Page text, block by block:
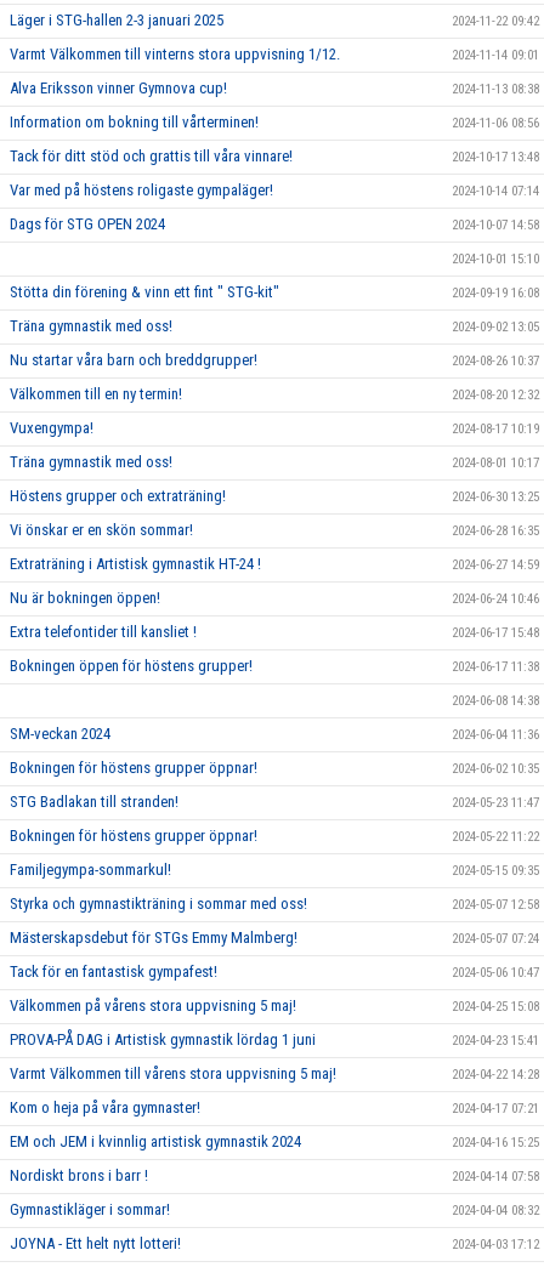
Läger i STG-hallen 2-3 januari 2025 2024-11-22 09:42
Varmt Välkommen till vinterns stora uppvisning 1/12. 2024-11-14 09:01
Alva Eriksson vinner Gymnova cup! 2024-11-13 08:38
Information om bokning till vårterminen! 2024-11-06 08:56
Tack för ditt stöd och grattis till våra vinnare! 2024-10-17 13:48
Var med på höstens roligaste gympaläger! 2024-10-14 07:14
Dags för STG OPEN 2024 2024-10-07 14:58
2024-10-01 15:10
Stötta din förening & vinn ett fint " STG-kit" 2024-09-19 16:08
Träna gymnastik med oss! 2024-09-02 13:05
Nu startar våra barn och breddgrupper! 2024-08-26 10:37
Välkommen till en ny termin! 2024-08-20 12:32
Vuxengympa! 2024-08-17 10:19
Träna gymnastik med oss! 2024-08-01 10:17
Höstens grupper och extraträning! 2024-06-30 13:25
Vi önskar er en skön sommar! 2024-06-28 16:35
Extraträning i Artistisk gymnastik HT-24 ! 2024-06-27 14:59
Nu är bokningen öppen! 2024-06-24 10:46
Extra telefontider till kansliet ! 2024-06-17 15:48
Bokningen öppen för höstens grupper! 2024-06-17 11:38
2024-06-08 14:38
SM-veckan 2024 2024-06-04 11:36
Bokningen för höstens grupper öppnar! 2024-06-02 10:35
STG Badlakan till stranden! 2024-05-23 11:47
Bokningen för höstens grupper öppnar! 2024-05-22 11:22
Familjegympa-sommarkul! 2024-05-15 09:35
Styrka och gymnastikträning i sommar med oss! 2024-05-07 12:58
Mästerskapsdebut för STGs Emmy Malmberg! 2024-05-07 07:24
Tack för en fantastisk gympafest! 2024-05-06 10:47
Välkommen på vårens stora uppvisning 5 maj! 2024-04-25 15:08
PROVA-PÅ DAG i Artistisk gymnastik lördag 1 juni 2024-04-23 15:41
Varmt Välkommen till vårens stora uppvisning 5 maj! 2024-04-22 14:28
Kom o heja på våra gymnaster! 2024-04-17 07:21
EM och JEM i kvinnlig artistisk gymnastik 2024 2024-04-16 15:25
Nordiskt brons i barr ! 2024-04-14 07:58
Gymnastikläger i sommar! 2024-04-04 08:32
JOYNA - Ett helt nytt lotteri! 2024-04-03 17:12